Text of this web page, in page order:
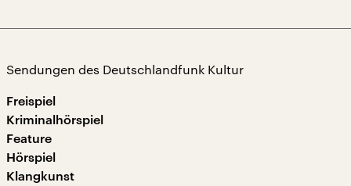
Sendungen des Deutschlandfunk Kultur
Freispiel
Kriminalhörspiel
Feature
Hörspiel
Klangkunst